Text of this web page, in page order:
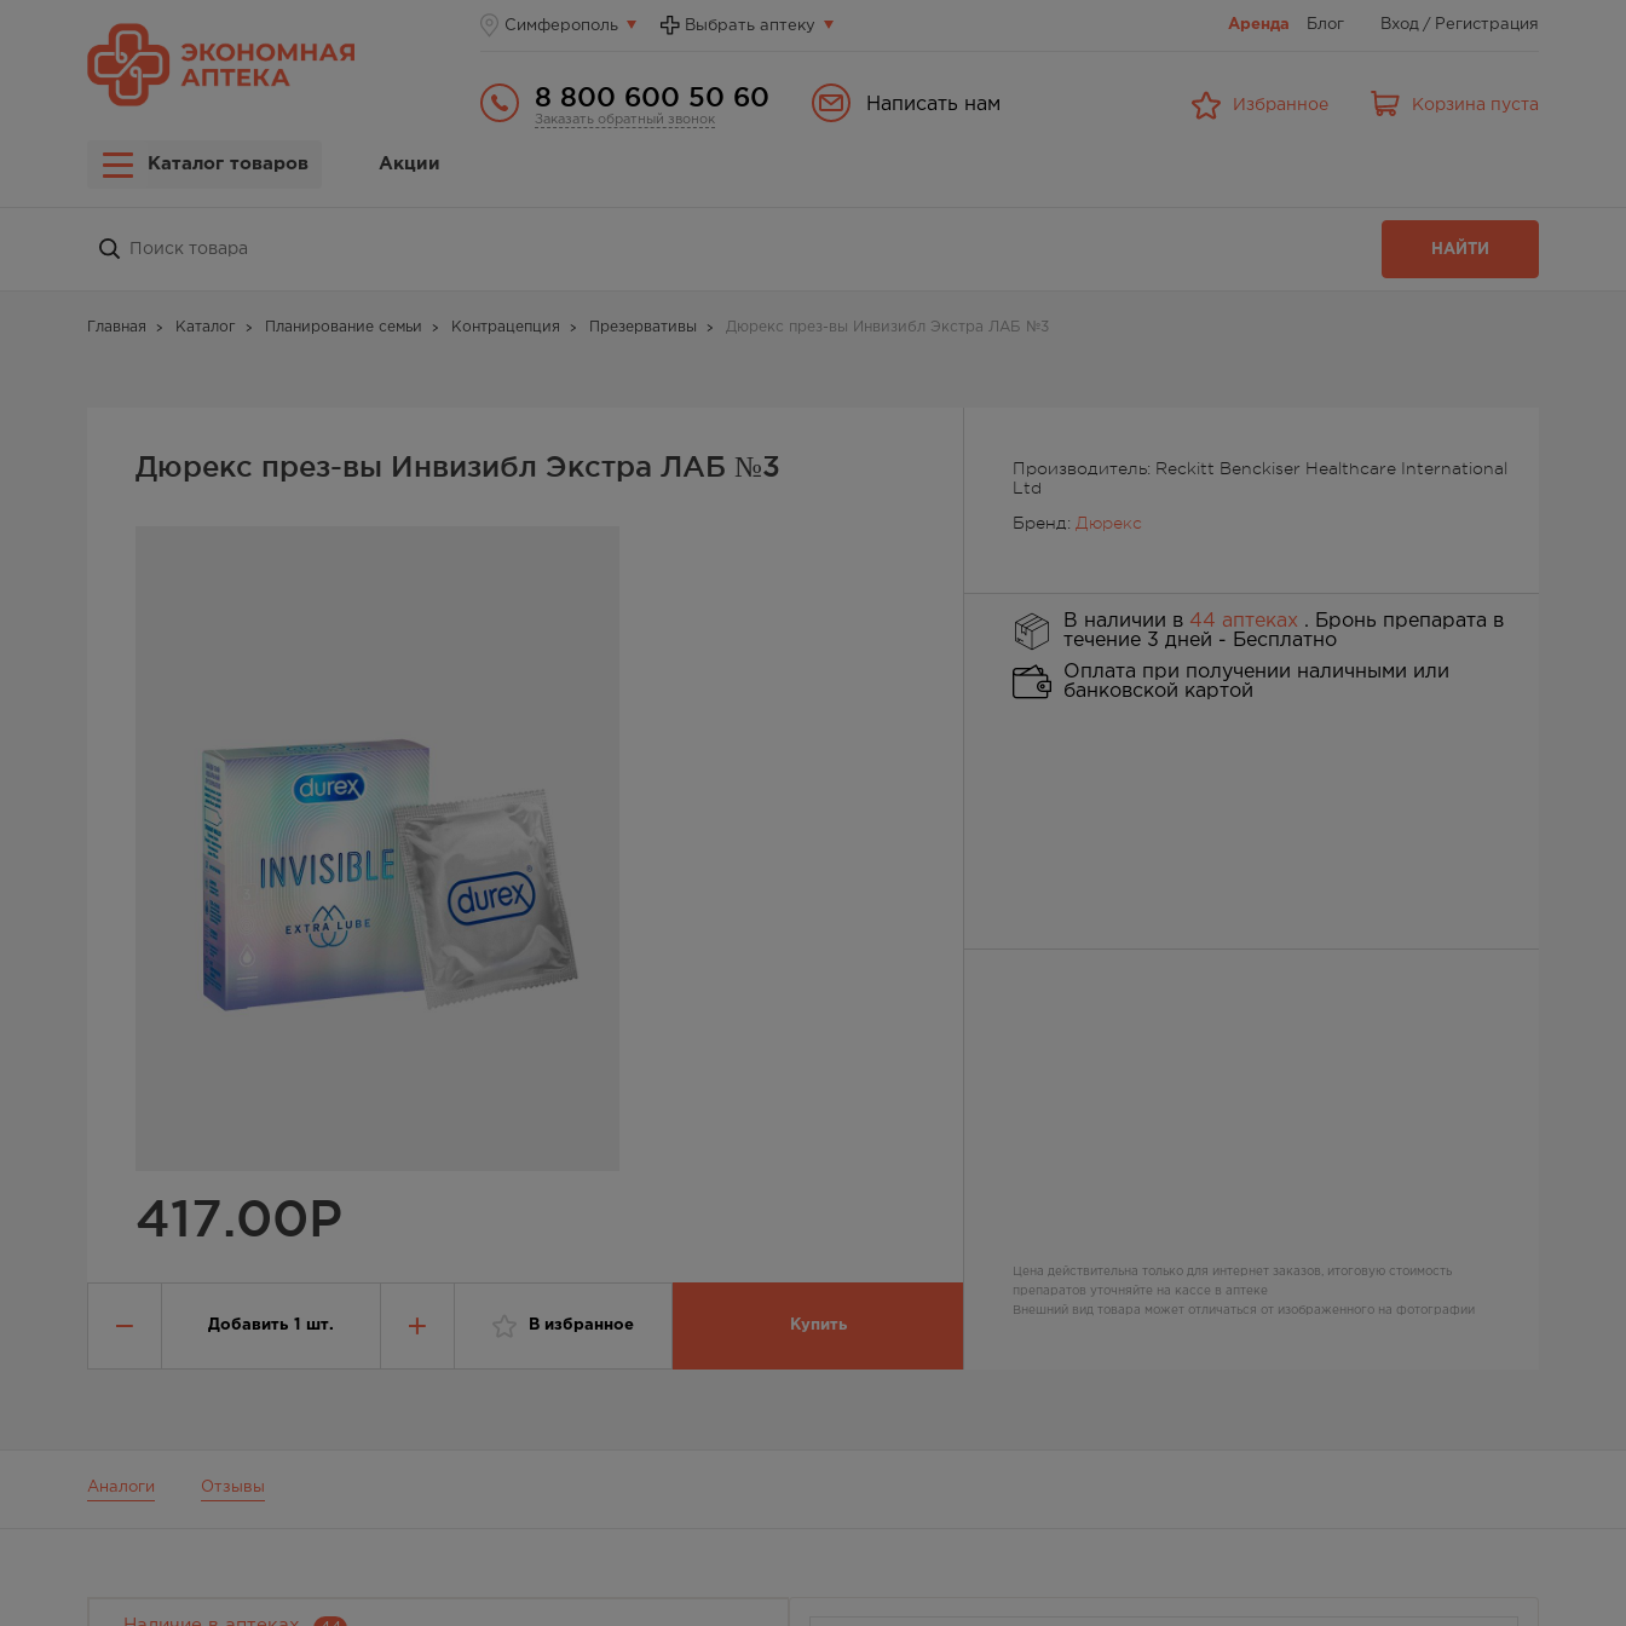
Симферополь Выбрать аптеку Аренда Блог Вход / Регистрация
8 800 600 50 60
Заказать обратный звонок
Написать нам Избранное Корзина пуста
Каталог товаров Акции
НАЙТИ
Главная Каталог Планирование семьи Контрацепция Презервативы Дюрекс през-вы Инвизибл Экстра ЛАБ №3
Дюрекс през-вы Инвизибл Экстра ЛАБ №3
417.00Р
Добавить 1 шт. В избранное Купить
Производитель: Reckitt Benckiser Healthcare International
Ltd
Бренд: Дюрекс
В наличии в 44 аптеках . Бронь препарата в
течение 3 дней - Бесплатно
Оплата при получении наличными или
банковской картой
Цена действительна только для интернет заказов, итоговую стоимость
препаратов уточняйте на кассе в аптеке
Внешний вид товара может отличаться от изображенного на фотографии
Аналоги Отзывы